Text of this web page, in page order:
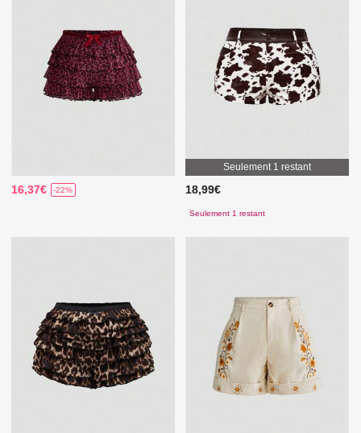
16,37€ -22%
Seulement 1 restant
18,99€
Seulement 1 restant